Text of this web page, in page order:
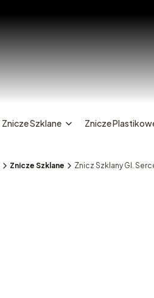
Znicze Szklane Znicze
Znicze Szklane Znicz Szklany Gl.